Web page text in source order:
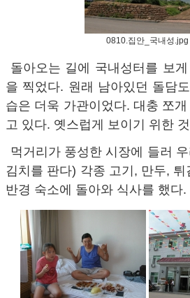
0810.집안_국내성.jpg
돌아오는 길에 국내성터를 보
을 찍었다. 원래 남아있던 돌담
습은 더욱 가관이었다. 대충 쪼
고 있다. 옛스럽게 보이기 위한
먹거리가 풍성한 시장에 들러
김치를 판다) 각종 고기, 만두,
반경 숙소에 돌아와 식사를 했다.